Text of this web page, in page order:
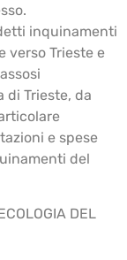
inquinamenti
verso Trieste e
di Trieste, da
e spese
del
DEL